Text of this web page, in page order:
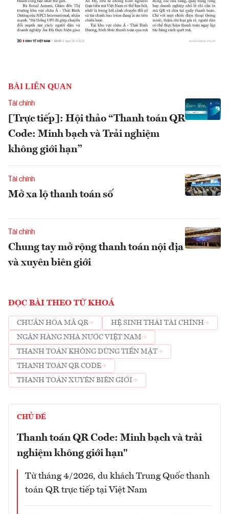
BÀI LIÊN QUAN
Tài chính
[Trực tiếp]: Hội thảo “Thanh toán QR
Code: Minh bạch và Trải nghiệm
không giới hạn”
Tài chính
Mở xa lộ thanh toán số
Tài chính
Chung tay mở rộng thanh toán nội địa
và xuyên biên giới
ĐỌC BÀI THEO TỪ KHOÁ
CHUẨN HÓA MÃ QR
HỆ SINH THÁI TÀI CHÍNH
NGÂN HÀNG NHÀ NƯỚC VIỆT NAM
THANH TOÁN KHÔNG DÙNG TIỀN MẶT
THANH TOÁN QR CODE
THANH TOÁN XUYÊN BIÊN GIỚI
CHỦ ĐỀ
Thanh toán QR Code: Minh bạch và trải
nghiệm không giới hạn"
Từ tháng 4/2026, du khách Trung Quốc thanh
toán QR trực tiếp tại Việt Nam